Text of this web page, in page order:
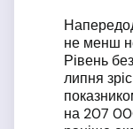
не менш
Рівень
липня
на 207